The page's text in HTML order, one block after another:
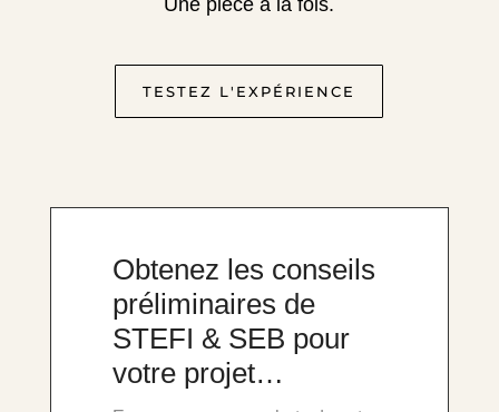
Une pièce à la fois.
TESTEZ L'EXPÉRIENCE
Obtenez les conseils
préliminaires de
STEFI & SEB pour
votre projet…